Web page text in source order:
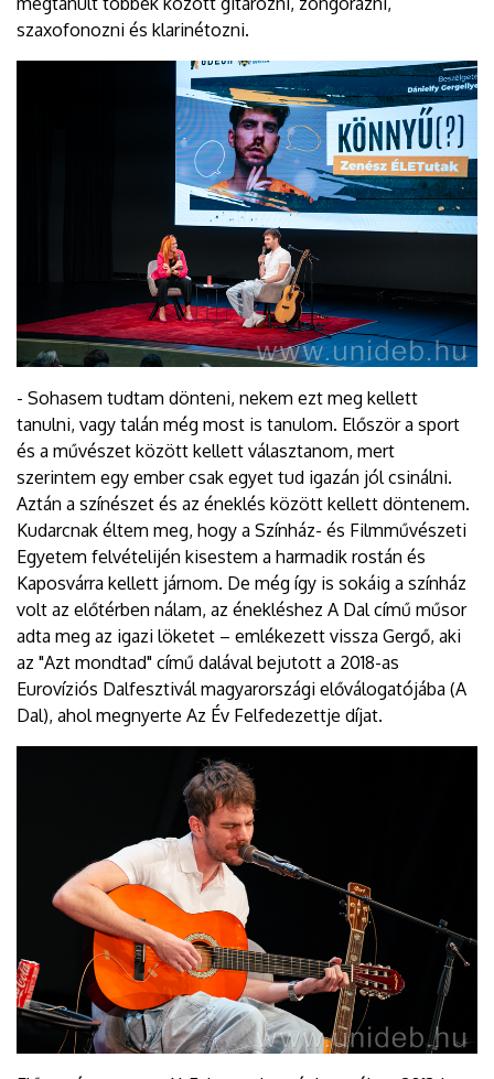
szaxofonozni és klarinétozni.
- Sohasem tudtam dönteni, nekem ezt meg kellett
tanulni, vagy talán még most is tanulom. Először a sport
és a művészet között kellett választanom, mert
szerintem egy ember csak egyet tud igazán jól csinálni.
Aztán a színészet és az éneklés között kellett döntenem.
Kudarcnak éltem meg, hogy a Színház- és Filmművészeti
Egyetem felvételijén kisestem a harmadik rostán és
Kaposvárra kellett járnom. De még így is sokáig a színház
volt az előtérben nálam, az énekléshez A Dal című műsor
adta meg az igazi löketet – emlékezett vissza Gergő, aki
az "Azt mondtad" című dalával bejutott a 2018-as
Eurovíziós Dalfesztivál magyarországi előválogatójába (A
Dal), ahol megnyerte Az Év Felfedezettje díjat.